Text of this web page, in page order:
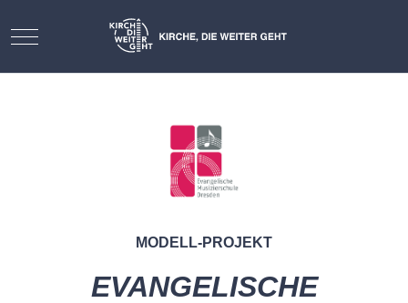
Mobile Menu Toggle
MODELL-PROJEKT
EVANGELISCHE